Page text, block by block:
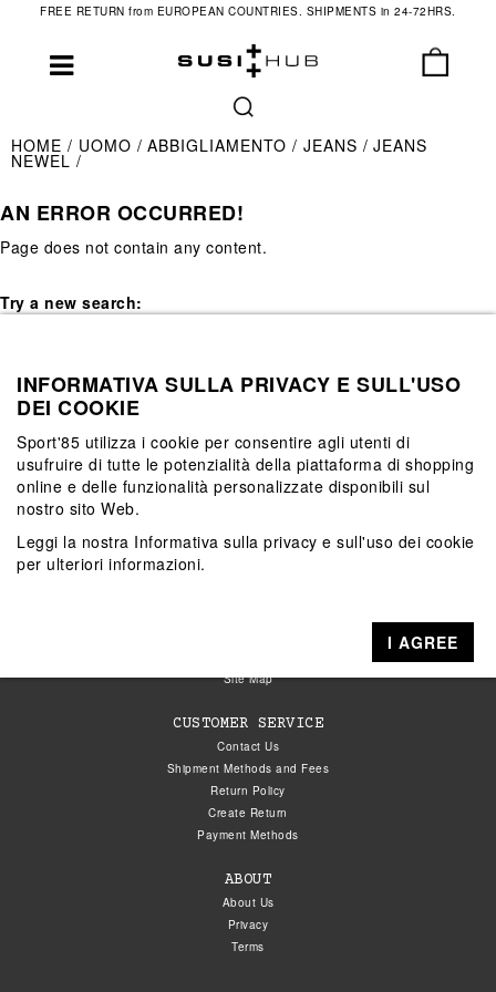
FREE RETURN from EUROPEAN COUNTRIES. SHIPMENTS in 24-72HRS.
HOME UOMO ABBIGLIAMENTO JEANS JEANS
NEWEL
AN ERROR OCCURRED!
Page does not contain any content.
Try a new search:
Go
Page does not contain any content.
Site Map
CUSTOMER SERVICE
Contact Us
Shipment Methods and Fees
Return Policy
Create Return
Payment Methods
ABOUT
About Us
Privacy
Terms
INFORMATIVA SULLA PRIVACY E SULL'USO
DEI COOKIE
Sport'85 utilizza i cookie per consentire agli utenti di
usufruire di tutte le potenzialità della piattaforma di shopping
online e delle funzionalità personalizzate disponibili sul
nostro sito Web.
Leggi la nostra Informativa sulla privacy e sull'uso dei cookie
per ulteriori informazioni.
I AGREE